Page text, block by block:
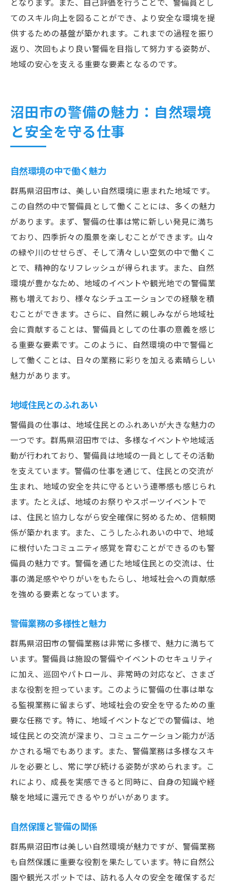
てのスキル向上を図ることができ、より安全な環境を提
供するための基盤が築かれます。これまでの過程を振り
返り、次回もより良い警備を目指して努力する姿勢が、
地域の安心を支える重要な要素となるのです。
沼田市の警備の魅力：自然環境
と安全を守る仕事
自然環境の中で働く魅力
群馬県沼田市は、美しい自然環境に恵まれた地域です。
この自然の中で警備員として働くことには、多くの魅力
があります。まず、警備の仕事は常に新しい発見に満ち
ており、四季折々の風景を楽しむことができます。山々
の緑や川のせせらぎ、そして清々しい空気の中で働くこ
とで、精神的なリフレッシュが得られます。また、自然
環境が豊かなため、地域のイベントや観光地での警備業
務も増えており、様々なシチュエーションでの経験を積
むことができます。さらに、自然に親しみながら地域社
会に貢献することは、警備員としての仕事の意義を感じ
る重要な要素です。このように、自然環境の中で警備と
して働くことは、日々の業務に彩りを加える素晴らしい
魅力があります。
地域住民とのふれあい
警備員の仕事は、地域住民とのふれあいが大きな魅力の
一つです。群馬県沼田市では、多様なイベントや地域活
動が行われており、警備員は地域の一員としてその活動
を支えています。警備の仕事を通じて、住民との交流が
生まれ、地域の安全を共に守るという連帯感も感じられ
ます。たとえば、地域のお祭りやスポーツイベントで
は、住民と協力しながら安全確保に努めるため、信頼関
係が築かれます。また、こうしたふれあいの中で、地域
に根付いたコミュニティ感覚を育むことができるのも警
備員の魅力です。警備を通じた地域住民との交流は、仕
事の満足感ややりがいをもたらし、地域社会への貢献感
を強める要素となっています。
警備業務の多様性と魅力
群馬県沼田市の警備業務は非常に多様で、魅力に満ちて
います。警備員は施設の警備やイベントのセキュリティ
に加え、巡回やパトロール、非常時の対応など、さまざ
まな役割を担っています。このように警備の仕事は単な
る監視業務に留まらず、地域社会の安全を守るための重
要な任務です。特に、地域イベントなどでの警備は、地
域住民との交流が深まり、コミュニケーション能力が活
かされる場でもあります。また、警備業務は多様なスキ
ルを必要とし、常に学び続ける姿勢が求められます。こ
れにより、成長を実感できると同時に、自身の知識や経
験を地域に還元できるやりがいがあります。
自然保護と警備の関係
群馬県沼田市は美しい自然環境が魅力ですが、警備業務
も自然保護に重要な役割を果たしています。特に自然公
園や観光スポットでは、訪れる人々の安全を確保するだ